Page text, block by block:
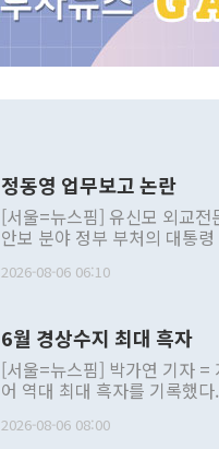
정동영 업무보고 논란
[서울=뉴스핌] 유신모 외교전
안보 분야 정부 부처의 대통
발언 중에는 정부 내 조율을
주의적 희망에 근거한 비현실
관의 대북 정책 관련 발언이
관 부처 장관이 공개적으로
관의 무리한 대북 접근법과
다. [정동영 통일부 장관이 지난달 23일 오후 서울 종로구 정부서울청사에
2026-08-06 06:10
6월 경상수지 최대 흑자
[서울=뉴스핌] 박가연 기자 =
어 역대 최대 흑자를 기록했
료=한국은행] 한국은행이 6일 발표한 '2026년 6월 국제수지(잠정)'에 따르
2026-08-06 08:00